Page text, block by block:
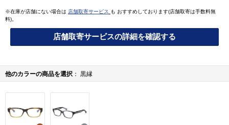
※在庫が店舗にない場合は 店舗取寄サービス
も おすすめしております(店舗取寄は手数料無
料)。
店舗取寄サービスの詳細を確認する
他のカラーの商品を選択 黒縁